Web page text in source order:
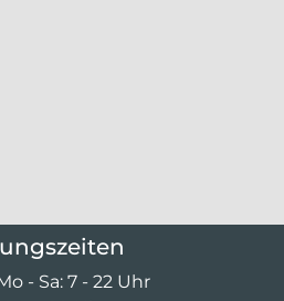
- Sa: 7 - 22 Uhr